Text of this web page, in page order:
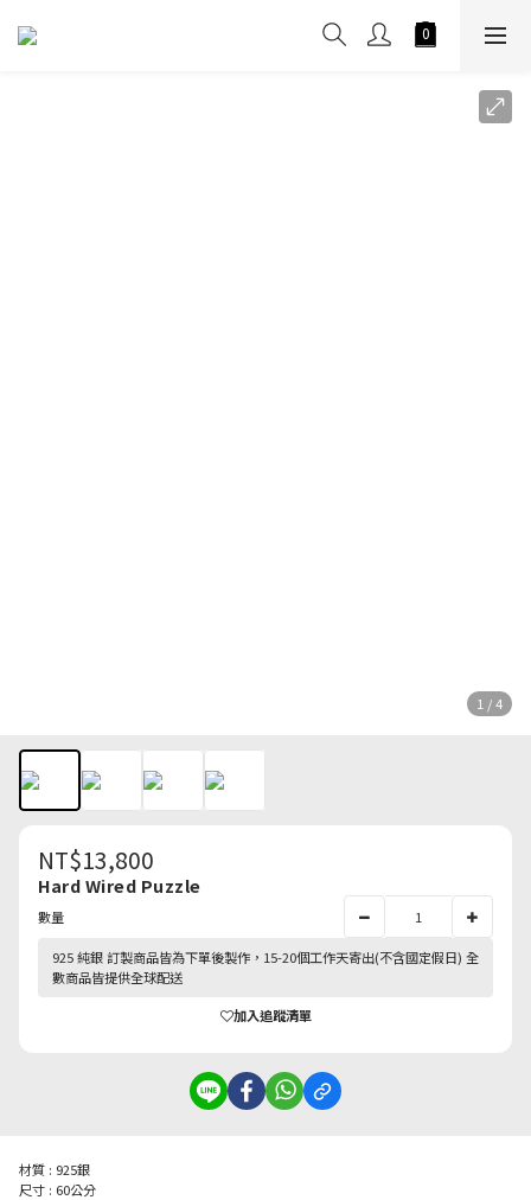
1 / 4
NT$13,800
Hard Wired Puzzle
數量
925 純銀 訂製商品皆為下單後製作，15-20個工作天寄出(不含國定假日) 全
數商品皆提供全球配送
加入追蹤清單
材質 : 925銀
尺寸 : 60公分